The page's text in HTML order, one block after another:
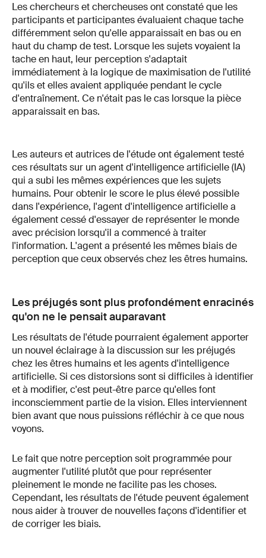
Les chercheurs et chercheuses ont constaté que les
participants et participantes évaluaient chaque tache
différemment selon qu'elle apparaissait en bas ou en
haut du champ de test. Lorsque les sujets voyaient la
tache en haut, leur perception s'adaptait
immédiatement à la logique de maximisation de l'utilité
qu'ils et elles avaient appliquée pendant le cycle
d'entraînement. Ce n'était pas le cas lorsque la pièce
apparaissait en bas.
Les auteurs et autrices de l'étude ont également testé
ces résultats sur un agent d'intelligence artificielle (IA)
qui a subi les mêmes expériences que les sujets
humains. Pour obtenir le score le plus élevé possible
dans l'expérience, l'agent d'intelligence artificielle a
également cessé d'essayer de représenter le monde
avec précision lorsqu'il a commencé à traiter
l'information. L'agent a présenté les mêmes biais de
perception que ceux observés chez les êtres humains.
Les préjugés sont plus profondément enracinés
qu'on ne le pensait auparavant
Les résultats de l'étude pourraient également apporter
un nouvel éclairage à la discussion sur les préjugés
chez les êtres humains et les agents d'intelligence
artificielle. Si ces distorsions sont si difficiles à identifier
et à modifier, c'est peut-être parce qu'elles font
inconsciemment partie de la vision. Elles interviennent
bien avant que nous puissions réfléchir à ce que nous
voyons.
Le fait que notre perception soit programmée pour
augmenter l'utilité plutôt que pour représenter
pleinement le monde ne facilite pas les choses.
Cependant, les résultats de l'étude peuvent également
nous aider à trouver de nouvelles façons d'identifier et
de corriger les biais.